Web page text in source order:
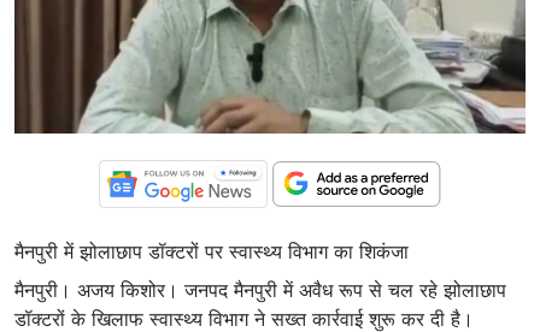
मैनपुरी में झोलाछाप डॉक्टरों पर स्वास्थ्य विभाग का शिकंजा
मैनपुरी। अजय किशोर। जनपद मैनपुरी में अवैध रूप से चल रहे झोलाछाप
डॉक्टरों के खिलाफ स्वास्थ्य विभाग ने सख्त कार्रवाई शुरू कर दी है।